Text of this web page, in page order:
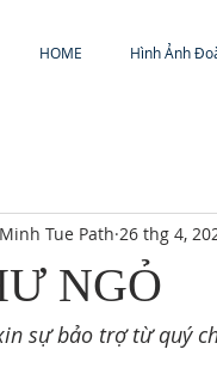
HOME Hình Ảnh
NGỎ
Minh Tue Path 26 thg 4,
sự bảo trợ từ quý